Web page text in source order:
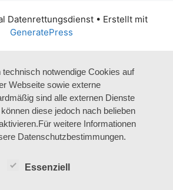
Datenrettungsdienst• Erstellt mit
GeneratePress
technisch notwendige Cookies auf
Webseite sowie externe
sind alle externen Dienste
diese jedoch nach belieben
weitere Informationen
Datenschutzbestimmungen.
Essenziell